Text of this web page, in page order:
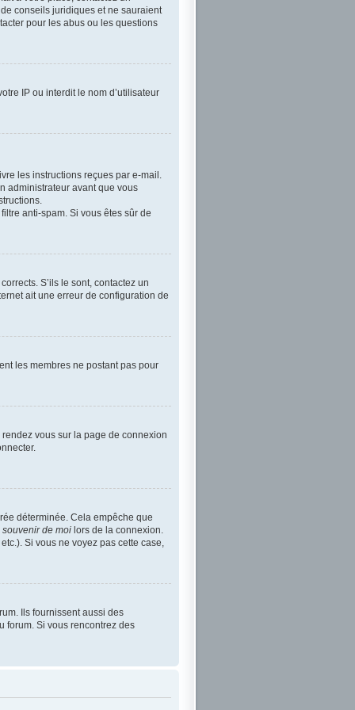
conseils juridiques et ne sauraient
pour les abus ou les questions
IP ou interdit le nom d’utilisateur
les instructions reçues par e-mail.
administrateur avant que vous
anti-spam. Si vous êtes sûr de
S’ils le sont, contactez un
ait une erreur de configuration de
les membres ne postant pas pour
vous sur la page de connexion
déterminée. Cela empêche que
souvenir de moi lors de la connexion.
Si vous ne voyez pas cette case,
Ils fournissent aussi des
forum. Si vous rencontrez des